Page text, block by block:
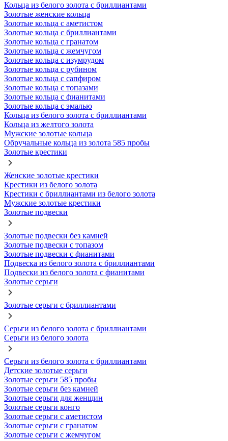
Кольца из белого золота с бриллиантами
Золотые женские кольца
Золотые кольца с аметистом
Золотые кольца с бриллиантами
Золотые кольца с гранатом
Золотые кольца с жемчугом
Золотые кольца с изумрудом
Золотые кольца с рубином
Золотые кольца с сапфиром
Золотые кольца с топазами
Золотые кольца с фианитами
Золотые кольца с эмалью
Кольца из белого золота с бриллиантами
Кольца из желтого золота
Мужские золотые кольца
Обручальные кольца из золота 585 пробы
Золотые крестики
Женские золотые крестики
Крестики из белого золота
Крестики с бриллиантами из белого золота
Мужские золотые крестики
Золотые подвески
Золотые подвески без камней
Золотые подвески с топазом
Золотые подвески с фианитами
Подвеска из белого золота с бриллиантами
Подвески из белого золота с фианитами
Золотые серьги
Золотые серьги с бриллиантами
Серьги из белого золота с бриллиантами
Серьги из белого золота
Серьги из белого золота с бриллиантами
Детские золотые серьги
Золотые серьги 585 пробы
Золотые серьги без камней
Золотые серьги для женщин
Золотые серьги конго
Золотые серьги с аметистом
Золотые серьги с гранатом
Золотые серьги с жемчугом